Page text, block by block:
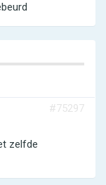
#75297
zelfde